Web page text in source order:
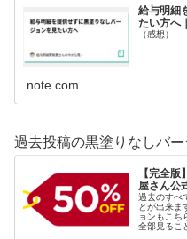
給与明細
たい方へ
（感想）
note.com
過去投稿の黒塗りなしバ
【完全
屋さん公
過去のすべ
とが出来ま
ョンもこち
全部見るこ